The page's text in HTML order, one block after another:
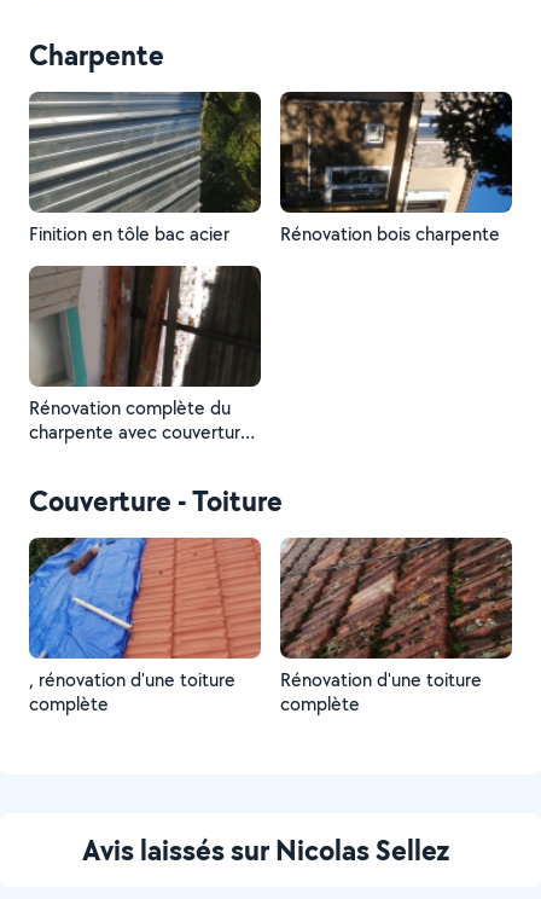
Charpente
Finition en tôle bac acier Rénovation bois charpente
Rénovation complète du
charpente avec couverture
Couverture - Toiture
, rénovation d'une toiture
complète
Rénovation d'une toiture
complète
Avis laissés sur Nicolas Sellez